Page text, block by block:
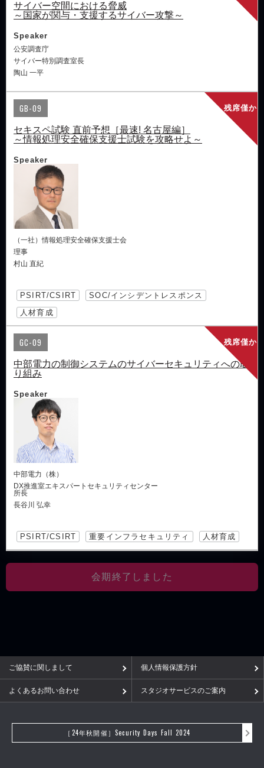
サイバー空間における脅威
～国家が関与・支援するサイバー攻撃～
Speaker
公安調査庁
サイバー特別調査室長
陶山 一平
残席僅か
GB-09
セキスペ試験 直前予想［最速! 名古屋編］
～情報処理安全確保支援士試験を攻略せよ～
Speaker
（一社）情報処理安全確保支援士会
理事
村山 直紀
PSIRT/CSIRT
SOC/インシデントレスポンス
人材育成
残席僅か
GC-09
中部電力の制御システムのサイバーセキュリティへの取
り組み
Speaker
中部電力（株）
DX推進室エキスパートセキュリティセンター
所長
長谷川 弘幸
PSIRT/CSIRT 重要インフラセキュリティ 人材育成
会期終了しました
ご協賛に関しまして 個人情報保護方針
よくあるお問い合わせ スタジオサービスのご案内
［24年秋開催］Security Days Fall 2024